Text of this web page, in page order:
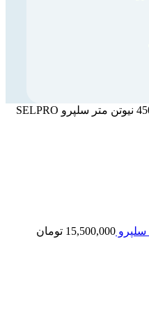
15,500,000 تومان